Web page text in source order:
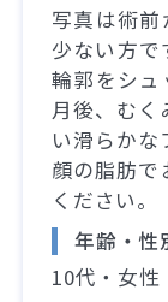
写真は術
少ない方で
輪郭をシュ
月後、む
い滑らかな
顔の脂肪で
ください。
年齢・性
10代・女性